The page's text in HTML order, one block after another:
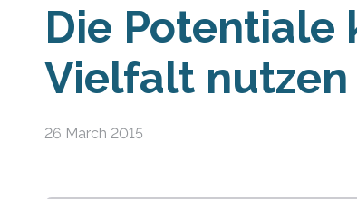
Die
Vielfalt nutzen
26 March 2015